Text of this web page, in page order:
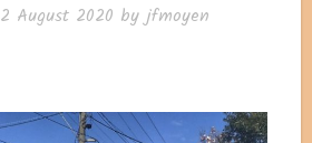
2 August 2020 by jfmoyen